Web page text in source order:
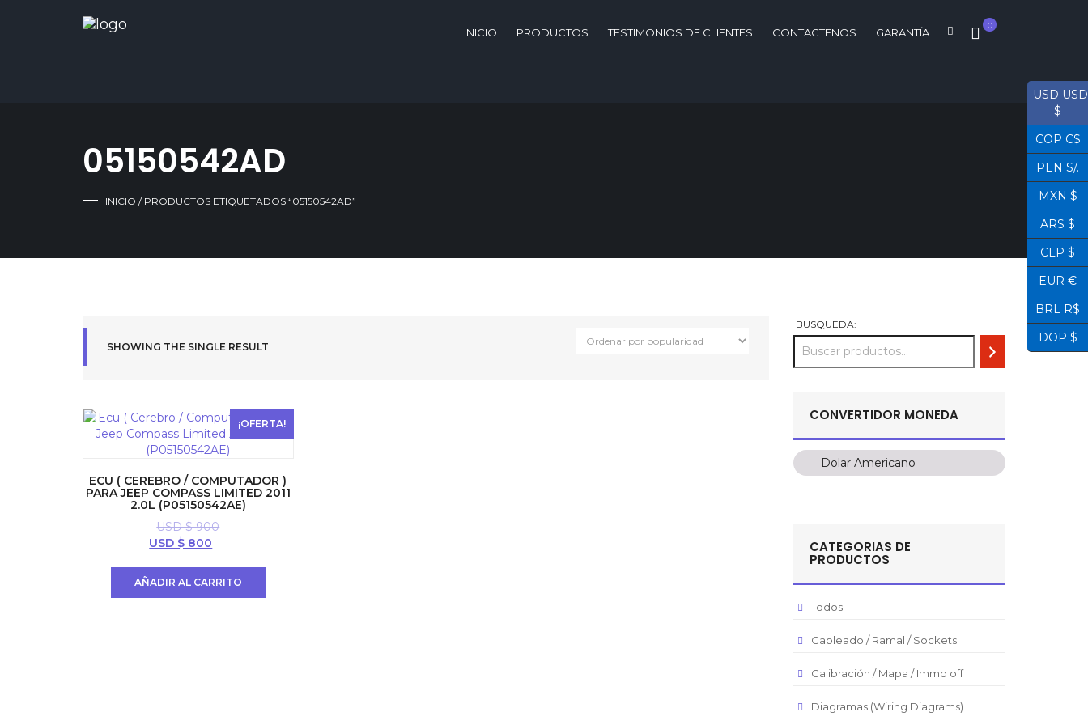
0
INICIO PRODUCTOS TESTIMONIOS DE CLIENTES CONTACTENOS GARANTÍA
05150542AD
INICIO / PRODUCTOS ETIQUETADOS “05150542AD”
SHOWING THE SINGLE RESULT
¡OFERTA!
ECU ( CEREBRO / COMPUTADOR )
PARA JEEP COMPASS LIMITED 2011
2.0L (P05150542AE)
USD $900
El
era:
USD $ 800
es:
AÑADIR AL CARRITO
BUSQUEDA:
CONVERTIDOR MONEDA
Dolar Americano
Dolar Americano
Pesos Mexicanos
Peso Chileno
CATEGORIAS DE
PRODUCTOS
Todos
Cableado / Ramal / Sockets
Calibración / Mapa / Immo off
Diagramas (Wiring Diagrams)
USD USD
$
COP C$
PEN S/.
MXN $
ARS $
CLP $
EUR €
BRL R$
DOP $